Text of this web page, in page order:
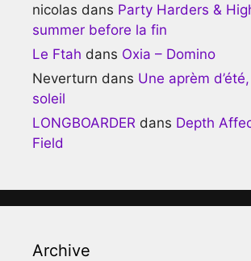
nicolas dans Party Harders &
summer before la fin
Le Ftah dans Oxia – Domino
Neverturn dans Une aprèm
soleil
LONGBOARDER dans Depth
Field
Archive